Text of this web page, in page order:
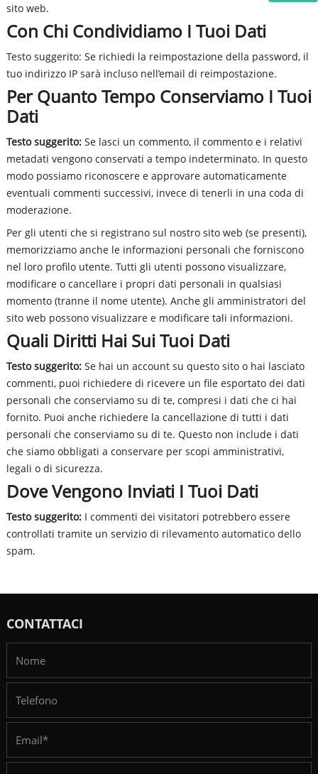
sito web.
Con Chi Condividiamo I Tuoi Dati
Testo suggerito: Se richiedi la reimpostazione della password, il
tuo indirizzo IP sarà incluso nell’email di reimpostazione.
Per Quanto Tempo Conserviamo I Tuoi
Dati
Testo suggerito:Se lasci un commento, il commento e i relativi
metadati vengono conservati a tempo indeterminato. In questo
modo possiamo riconoscere e approvare automaticamente
eventuali commenti successivi, invece di tenerli in una coda di
moderazione.
Per gli utenti che si registrano sul nostro sito web (se presenti),
memorizziamo anche le informazioni personali che forniscono
nel loro profilo utente. Tutti gli utenti possono visualizzare,
modificare o cancellare i propri dati personali in qualsiasi
momento (tranne il nome utente). Anche gli amministratori del
sito web possono visualizzare e modificare tali informazioni.
Quali Diritti Hai Sui Tuoi Dati
Testo suggerito:Se hai un account su questo sito o hai lasciato
commenti, puoi richiedere di ricevere un file esportato dei dati
personali che conserviamo su di te, compresi i dati che ci hai
fornito. Puoi anche richiedere la cancellazione di tutti i dati
personali che conserviamo su di te. Questo non include i dati
che siamo obbligati a conservare per scopi amministrativi,
legali o di sicurezza.
Dove Vengono Inviati I Tuoi Dati
Testo suggerito:I commenti dei visitatori potrebbero essere
controllati tramite un servizio di rilevamento automatico dello
spam.
CONTATTACI